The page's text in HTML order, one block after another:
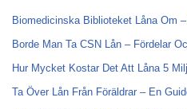
Biomedicinska Biblioteket Låna Om
Borde Man Ta CSN Lån – Fördelar
Hur Mycket Kostar Det Att Låna 5
Ta Över Lån Från Föräldrar – En